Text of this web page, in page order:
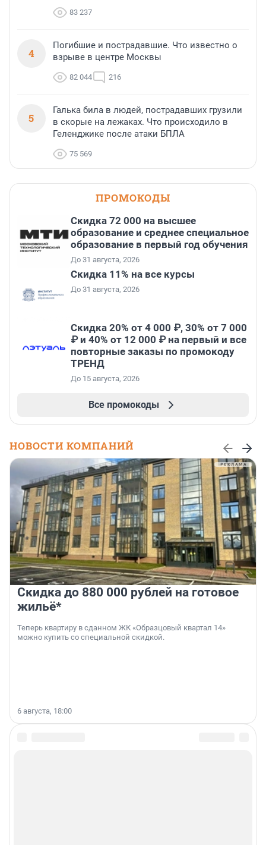
83 237
4
Погибшие и пострадавшие. Что известно о
взрыве в центре Москвы
82 044 216
5
Галька била в людей, пострадавших грузили
в скорые на лежаках. Что происходило в
Геленджике после атаки БПЛА
75 569
ПРОМОКОДЫ
Скидка 72 000 на высшее
образование и среднее специальное
образование в первый год обучения
До 31 августа, 2026
Скидка 11% на все курсы
До 31 августа, 2026
Скидка 20% от 4 000 ₽, 30% от 7 000
₽ и 40% от 12 000 ₽ на первый и все
повторные заказы по промокоду
ТРЕНД
До 15 августа, 2026
Все промокоды
НОВОСТИ КОМПАНИЙ
Скидка до 880 000 рублей на готовое
жильё*
Теперь квартиру в сданном ЖК «Образцовый квартал 14»
можно купить со специальной скидкой.
6 августа, 18:00